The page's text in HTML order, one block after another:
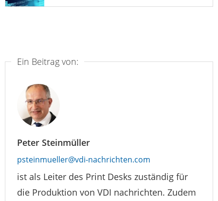
Ein Beitrag von:
Peter Steinmüller
psteinmueller@vdi-nachrichten.com
ist als Leiter des Print Desks zuständig für
die Produktion von VDI nachrichten. Zudem